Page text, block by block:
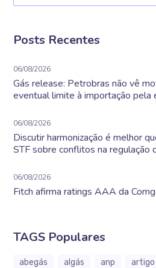
Posts Recentes
06/08/2026
Gás release: Petrobras não vê
eventual limite à importação pela
06/08/2026
Discutir harmonização é melhor
STF sobre conflitos na regulação
06/08/2026
Fitch afirma ratings AAA da
TAGS Populares
abegás algás anp artigo